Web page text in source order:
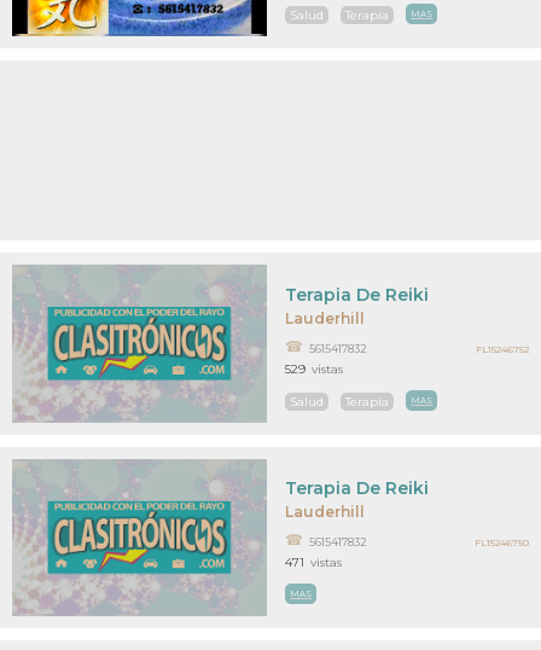
Salud Terapia MAS
Lauderhill
Terapia De Reiki
5615417832
Salud Terapia MAS
529 vistas
FL15246752
Lauderhill
Terapia De Reiki
5615417832
MAS
471 vistas
FL15246750